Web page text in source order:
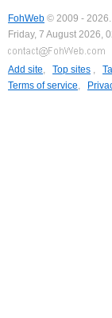
FohWeb © 2009 -
Friday, 7 August 2026,
Add site, Top sites ,
Terms of service,